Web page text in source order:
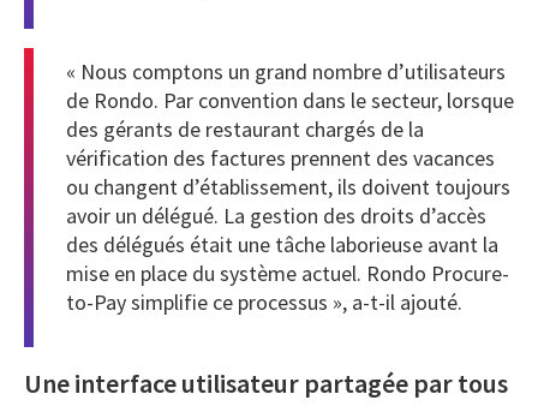
« Nous comptons un grand nombre d’utilisateurs
de Rondo. Par convention dans le secteur, lorsque
des gérants de restaurant chargés de la
vérification des factures prennent des vacances
ou changent d’établissement, ils doivent toujours
avoir un délégué. La gestion des droits d’accès
des délégués était une tâche laborieuse avant la
mise en place du système actuel. Rondo Procure-
to-Pay simplifie ce processus », a-t-il ajouté.
Une interface utilisateur partagée par tous